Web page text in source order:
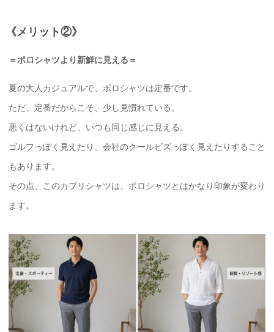
《メリット②》
＝ポロシャツより新鮮に見える＝
夏の大人カジュアルで、ポロシャツは定番です。
ただ、定番だからこそ、少し見慣れている。
悪くはないけれど、いつも同じ感じに見える。
ゴルフっぽく見えたり、会社のクールビズっぽく見えたりすること
もあります。
その点、このカプリシャツは、ポロシャツとはかなり印象が変わり
ます。